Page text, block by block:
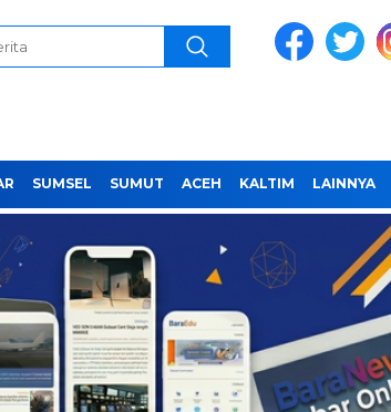
SUMSEL SUMUT ACEH KALTIM LAINNYA